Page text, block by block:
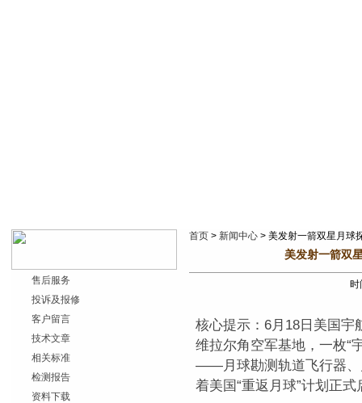
售后服务
投诉及报修
客户留言
技术文章
相关标准
检测报告
资料下载
首页 > 新闻中心 > 美发射一箭双星月球
美发射一箭双
核心提示：6月18日美国宇
维拉尔角空军基地，一枚“
——月球勘测轨道飞行器、
着美国“重返月球”计划正式